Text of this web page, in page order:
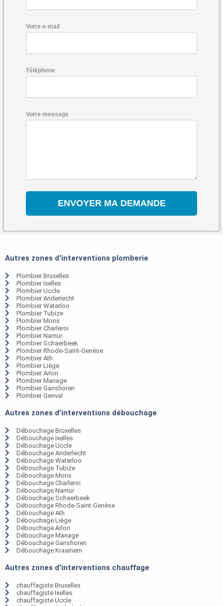
Votre e-mail
Téléphone
Votre message
Autres zones d'interventions plomberie
Plombier Bruxelles
Plombier Ixelles
Plombier Uccle
Plombier Anderlecht
Plombier Waterloo
Plombier Tubize
Plombier Mons
Plombier Charleroi
Plombier Namur
Plombier Schaerbeek
Plombier Rhode-Saint-Genèse
Plombier Ath
Plombier Liège
Plombier Arlon
Plombier Manage
Plombier Ganshoren
Plombier Genval
Autres zones d'interventions débouchage
Débouchage Bruxelles
Débouchage Ixelles
Débouchage Uccle
Débouchage Anderlecht
Débouchage Waterloo
Débouchage Tubize
Débouchage Mons
Débouchage Charleroi
Débouchage Namur
Débouchage Schaerbeek
Débouchage Rhode-Saint-Genèse
Débouchage Ath
Débouchage Liège
Débouchage Arlon
Débouchage Manage
Débouchage Ganshoren
Débouchage Kraainem
Autres zones d'interventions chauffage
chauffagiste Bruxelles
chauffagiste Ixelles
chauffagiste Uccle